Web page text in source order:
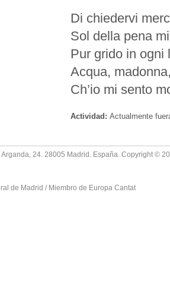
Di chiedervi
Sol della pena
Pur grido in ogni
Acqua,
Ch’io mi sento
Actividad: Actualmente
24. 28005 Madrid. España. Copyright ©
de Madrid / Miembro de Europa Cantat